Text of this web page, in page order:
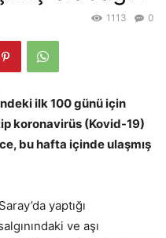
0
1113
ilk 100 günü için
koronavirüs (Kovid-19)
bu hafta içinde ulaşmış
yaptığı
ve aşı